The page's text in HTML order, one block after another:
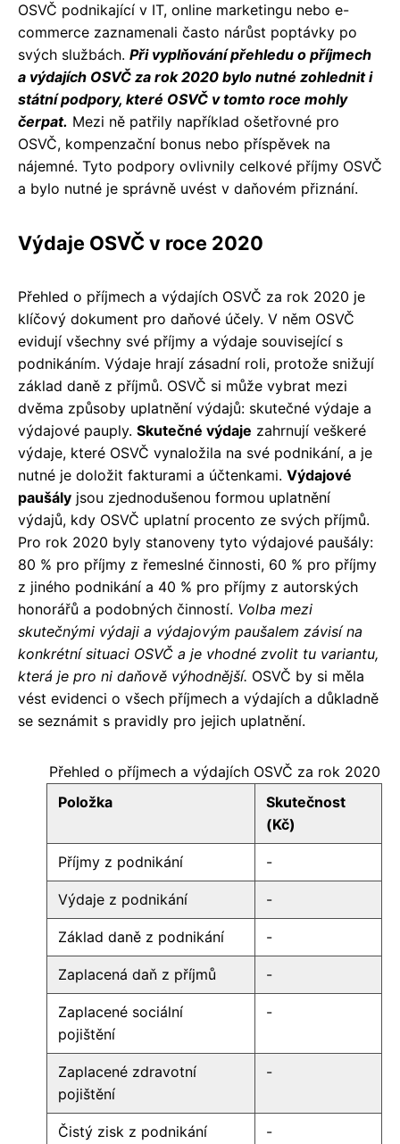
OSVČ podnikající v IT, online marketingu nebo e-
commerce zaznamenali často nárůst poptávky po
svých službách. Při vyplňování přehledu o příjmech
a výdajích OSVČ za rok 2020 bylo nutné zohlednit i
státní podpory, které OSVČ v tomto roce mohly
čerpat. Mezi ně patřily například ošetřovné pro
OSVČ, kompenzační bonus nebo příspěvek na
nájemné. Tyto podpory ovlivnily celkové příjmy OSVČ
a bylo nutné je správně uvést v daňovém přiznání.
Výdaje OSVČ v roce 2020
Přehled o příjmech a výdajích OSVČ za rok 2020 je
klíčový dokument pro daňové účely. V něm OSVČ
evidují všechny své příjmy a výdaje související s
podnikáním. Výdaje hrají zásadní roli, protože snižují
základ daně z příjmů. OSVČ si může vybrat mezi
dvěma způsoby uplatnění výdajů: skutečné výdaje a
výdajové pauply. Skutečné výdaje zahrnují veškeré
výdaje, které OSVČ vynaložila na své podnikání, a je
nutné je doložit fakturami a účtenkami. Výdajové
paušály jsou zjednodušenou formou uplatnění
výdajů, kdy OSVČ uplatní procento ze svých příjmů.
Pro rok 2020 byly stanoveny tyto výdajové paušály:
80 % pro příjmy z řemeslné činnosti, 60 % pro příjmy
z jiného podnikání a 40 % pro příjmy z autorských
honorářů a podobných činností. Volba mezi
skutečnými výdaji a výdajovým paušalem závisí na
konkrétní situaci OSVČ a je vhodné zvolit tu variantu,
která je pro ni daňově výhodnější. OSVČ by si měla
vést evidenci o všech příjmech a výdajích a důkladně
se seznámit s pravidly pro jejich uplatnění.
Přehled o příjmech a výdajích OSVČ za rok 2020
Položka
Skutečnost
(Kč)
Příjmy z podnikání -
Výdaje z podnikání -
Základ daně z podnikání -
Zaplacená daň z příjmů -
Zaplacené sociální
pojištění
-
Zaplacené zdravotní
pojištění
-
Čistý zisk z podnikání -